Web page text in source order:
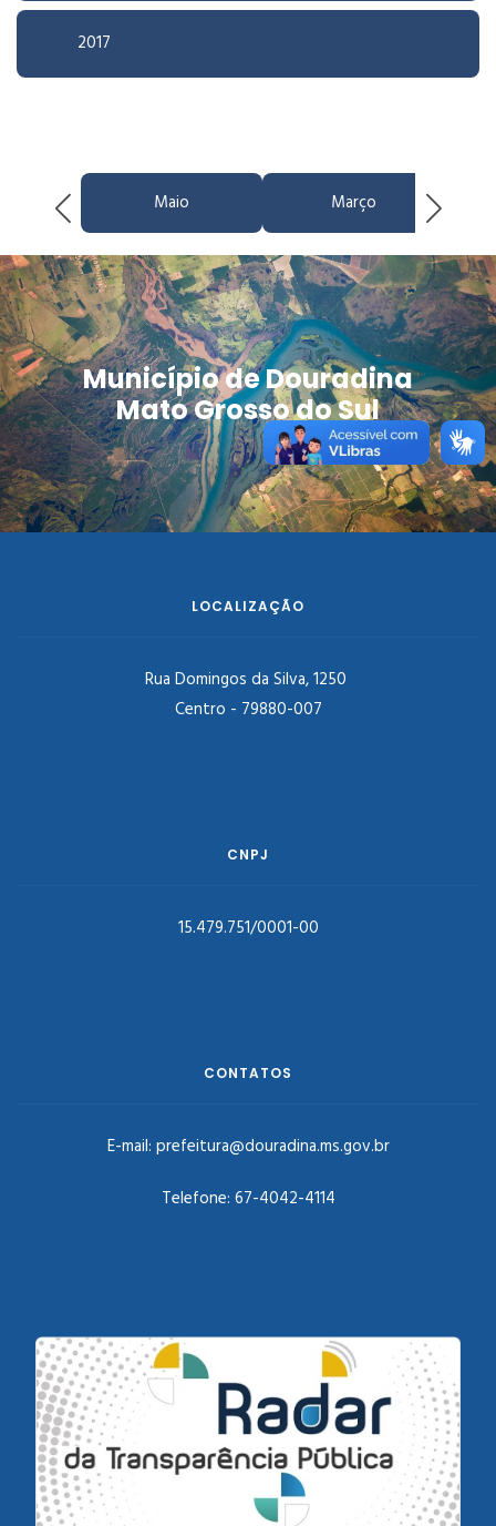
2017
Maio Março
Município de Douradina
Mato Grosso do Sul
LOCALIZAÇÃO
Rua Domingos da Silva, 1250
Centro - 79880-007
CNPJ
15.479.751/0001-00
CONTATOS
E-mail: prefeitura@douradina.ms.gov.br
Telefone: 67-4042-4114